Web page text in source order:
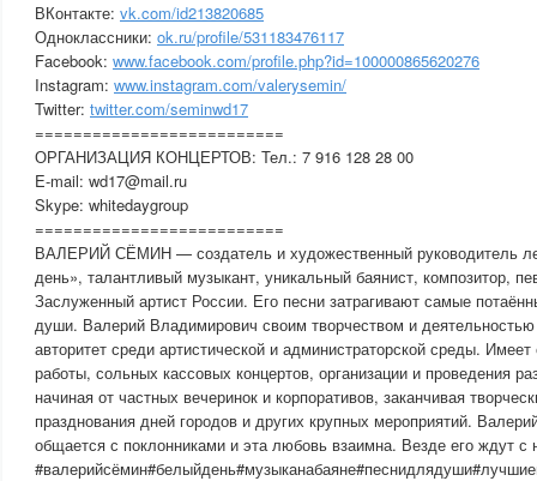
ВКонтакте: vk.com/id213820685
Одноклассники: ok.ru/profile/531183476117
Facebook: www.facebook.com/profile.php?id=100000865620276
Instagram: www.instagram.com/valerysemin/
Twitter: twitter.com/seminwd17
==========================
ОРГАНИЗАЦИЯ КОНЦЕРТОВ: Тел.: 7 916 128 28 00
E-mail: wd17@mail.ru
Skype: whitedaygroup
==========================
ВАЛЕРИЙ СЁМИН — создатель и художественный руководитель
день», талантливый музыкант, уникальный баянист, композитор,
Заслуженный артист России. Его песни затрагивают самые
души. Валерий Владимирович своим творчеством и
авторитет среди артистической и администраторской среды.
работы, сольных кассовых концертов, организации и проведения
начиная от частных вечеринок и корпоративов, заканчивая
празднования дней городов и других крупных мероприятий.
общается с поклонниками и эта любовь взаимна. Везде его ждут с